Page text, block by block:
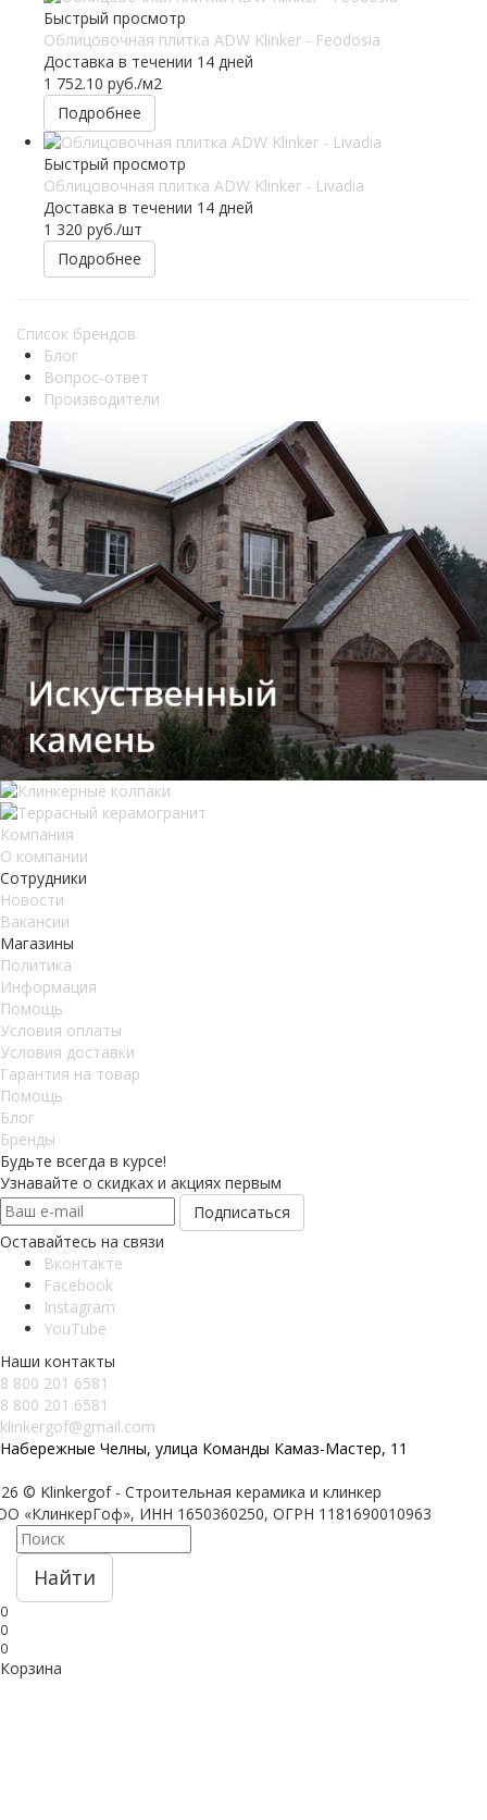
Быстрый просмотр
Облицовочная плитка ADW Klinker - Feodosia
Доставка в течении 14 дней
1 752.10 руб./м2
Подробнее
Быстрый просмотр
Облицовочная плитка ADW Klinker - Livadia
Доставка в течении 14 дней
1 320 руб./шт
Подробнее
Список брендов
Блог
Вопрос-ответ
Производители
Компания
О компании
Сотрудники
Новости
Вакансии
Магазины
Политика
Информация
Помощь
Условия оплаты
Условия доставки
Гарантия на товар
Помощь
Блог
Бренды
Будьте всегда в курсе!
Узнавайте о скидках и акциях первым
Оставайтесь на связи
Вконтакте
Facebook
Instagram
YouTube
Наши контакты
8 800 201 6581
8 800 201 6581
klinkergof@gmail.com
Набережные Челны, улица Команды Камаз-Мастер, 11
© Klinkergof - Строительная керамика и клинкер
«КлинкерГоф», ИНН 1650360250, ОГРН 1181690010963
Найти
0
0
0
Корзина